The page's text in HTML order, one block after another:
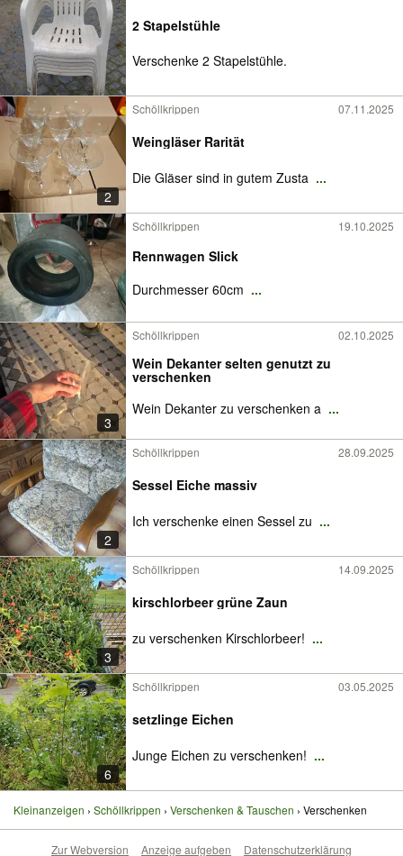
2 Stapelstühle
Verschenke 2 Stapelstühle.
2
Schöllkrippen 07.11.2025
Weingläser Rarität
Die Gläser sind in gutem Zusta ...
Schöllkrippen 19.10.2025
Rennwagen Slick
Durchmesser 60cm ...
3
Schöllkrippen 02.10.2025
Wein Dekanter selten genutzt zu
verschenken
Wein Dekanter zu verschenken a ...
2
Schöllkrippen 28.09.2025
Sessel Eiche massiv
Ich verschenke einen Sessel zu ...
3
Schöllkrippen 14.09.2025
kirschlorbeer grüne Zaun
zu verschenken Kirschlorbeer! ...
6
Schöllkrippen 03.05.2025
setzlinge Eichen
Junge Eichen zu verschenken! ...
Kleinanzeigen Schöllkrippen Verschenken & Tauschen Verschenken
Zur Webversion Anzeige aufgeben Datenschutzerklärung